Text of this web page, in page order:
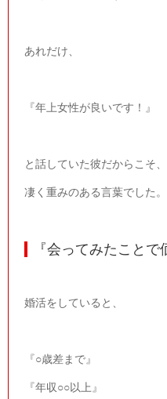
あれだけ、
『年上女性が良いです！』
と話していた彼だからこそ、
凄く重みのある言葉でした。
『会ってみたことで
婚活をしていると、
『○歳差まで』
『年収○○以上』